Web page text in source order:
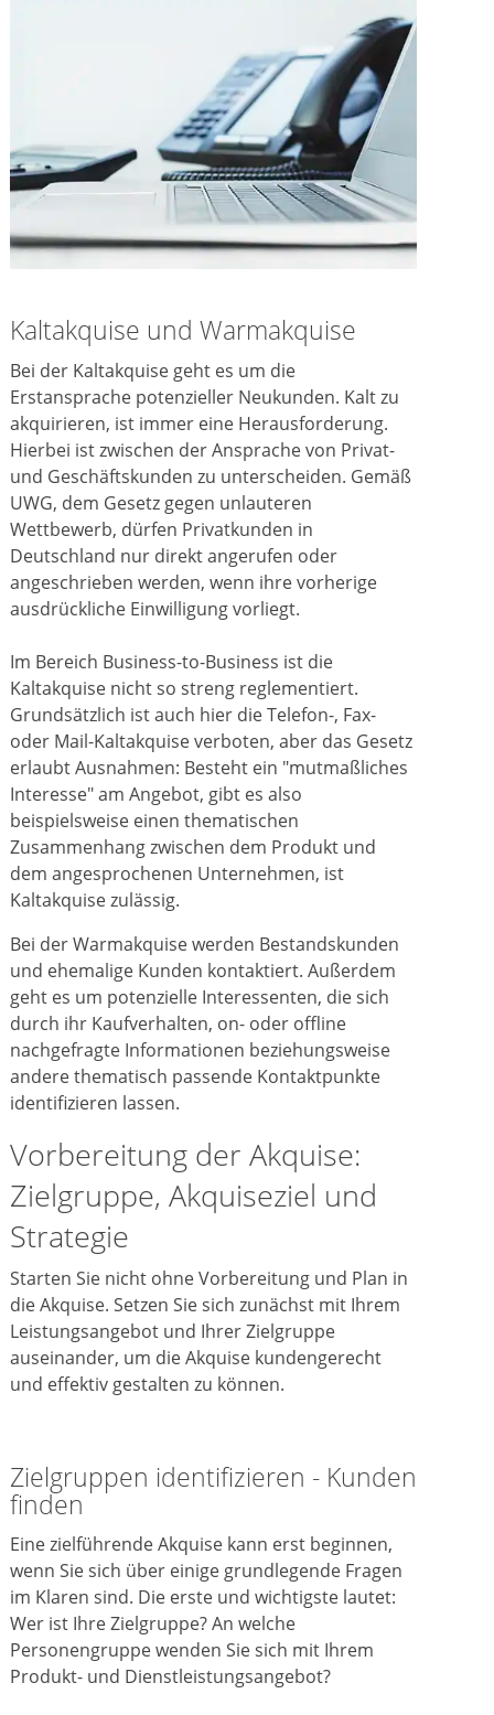
Kaltakquise und Warmakquise
Bei der Kaltakquise geht es um die
Erstansprache potenzieller Neukunden. Kalt zu
akquirieren, ist immer eine Herausforderung.
Hierbei ist zwischen der Ansprache von Privat-
und Geschäftskunden zu unterscheiden. Gemäß
UWG, dem Gesetz gegen unlauteren
Wettbewerb, dürfen Privatkunden in
Deutschland nur direkt angerufen oder
angeschrieben werden, wenn ihre vorherige
ausdrückliche Einwilligung vorliegt.
Im Bereich Business-to-Business ist die
Kaltakquise nicht so streng reglementiert.
Grundsätzlich ist auch hier die Telefon-, Fax-
oder Mail-Kaltakquise verboten, aber das Gesetz
erlaubt Ausnahmen: Besteht ein "mutmaßliches
Interesse" am Angebot, gibt es also
beispielsweise einen thematischen
Zusammenhang zwischen dem Produkt und
dem angesprochenen Unternehmen, ist
Kaltakquise zulässig.
Bei der Warmakquise werden Bestandskunden
und ehemalige Kunden kontaktiert. Außerdem
geht es um potenzielle Interessenten, die sich
durch ihr Kaufverhalten, on- oder offline
nachgefragte Informationen beziehungsweise
andere thematisch passende Kontaktpunkte
identifizieren lassen.
Vorbereitung der Akquise:
Zielgruppe, Akquiseziel und
Strategie
Starten Sie nicht ohne Vorbereitung und Plan in
die Akquise. Setzen Sie sich zunächst mit Ihrem
Leistungsangebot und Ihrer Zielgruppe
auseinander, um die Akquise kundengerecht
und effektiv gestalten zu können.
Zielgruppen identifizieren - Kunden
finden
Eine zielführende Akquise kann erst beginnen,
wenn Sie sich über einige grundlegende Fragen
im Klaren sind. Die erste und wichtigste lautet:
Wer ist Ihre Zielgruppe? An welche
Personengruppe wenden Sie sich mit Ihrem
Produkt- und Dienstleistungsangebot?